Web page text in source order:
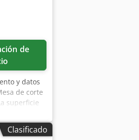
y datos
de corte
superficie
sea
50 mm de
Clasificado